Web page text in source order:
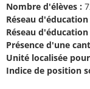
Nombre d'élèves :
Réseau
Réseau
Présence d'une
Unité localisée
Indice de position